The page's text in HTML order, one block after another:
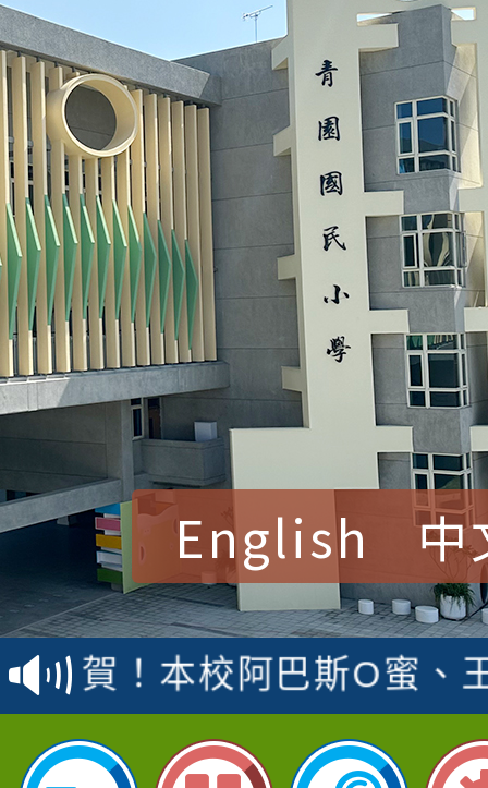
English 中
賀！本校參加桃園市中
賽 洪綺君教師榮獲社
名
賀！本校阿巴斯O蜜、
倩參加桃園市科展 國
賀！本校四年二班張O